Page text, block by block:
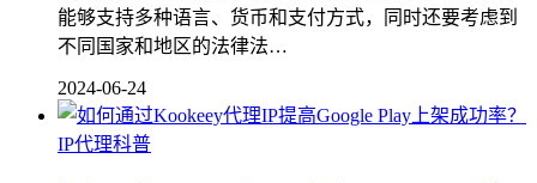
能够支持多种语言、货币和支付方式，同时还要考虑到
不同国家和地区的法律法…
2024-06-24
IP代理科普